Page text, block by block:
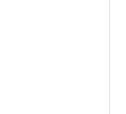
ขนาด 1/4",
8", 1/2"